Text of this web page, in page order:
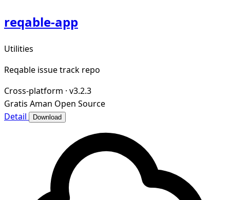
reqable-app
Utilities
Reqable issue track repo
Cross-platform · v3.2.3
Gratis Aman Open Source
Detail
Download